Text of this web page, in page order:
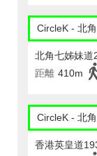
CircleK - 北
北角七姊妹道
距離 410m
CircleK - 北
香港英皇道